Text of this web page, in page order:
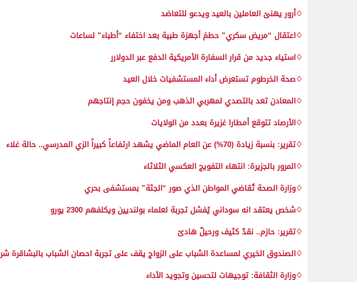
♢أرور يهنئ العاملين بالعيد ويدعو للتعاضد
♢اعتقال “مريض سكري” حطمَ أجهزة طبية بعد اختفاء “أطباء” لساعات
♢استياء جديد من قرار السفارة الأمريكية الدفع عبر الدولارر
♢صحة الخرطوم تستعرض أداء المستشفيات خلال العيد
♢المعادن تعد بالتصدي لمهربي الذهب ومن يخفون حجم إنتاجهم
♢الأرصاد تتوقع أمطارا غزيرة بعدد من الولايات
♢تقرير: بنسبة زيادة (70%) عن العام الماضي يشهد ارتفاعاً كبيراً الزي المدرسي.. حالة غلاء
♢المرور بالجزيرة: انتهاء التفويج العكسي الثلاثاء
♢وزارة الصحة تُقاضي المواطن الذي صور “الجثة” بمستشفى بحري
♢شخص يعتقد انه سوداني يُفشل تجربة لعلماء بولنديين ويكلفهم 2300 يورو
♢تقرير: حازم.. نقدٌ كثيف ورحيلٌ هادئ
♢الصندوق الخيري لمساعدة الشباب على الزواج يقف على تجربة احصان الشباب بالبشاقرة
♢وزارة الثقافة: توجيهات لتحسين وتجويد الأداء